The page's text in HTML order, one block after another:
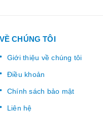
VỀ CHÚNG TÔI
Giới thiệu về chúng tôi
Điều khoản
Chính sách bảo mật
Liên hệ